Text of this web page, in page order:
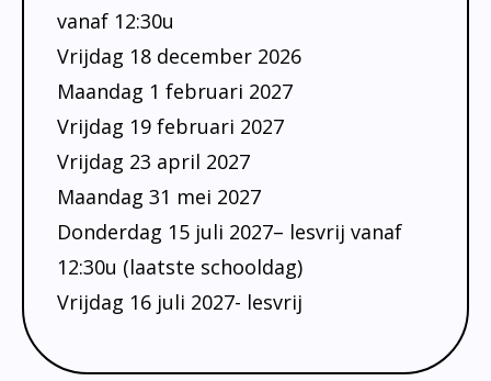
vanaf 12:30u
Vrijdag 18 december 2026
Maandag 1 februari 2027
Vrijdag 19 februari 2027
Vrijdag 23 april 2027
Maandag 31 mei 2027
Donderdag 15 juli 2027– lesvrij vanaf
12:30u (laatste schooldag)
Vrijdag 16 juli 2027- lesvrij